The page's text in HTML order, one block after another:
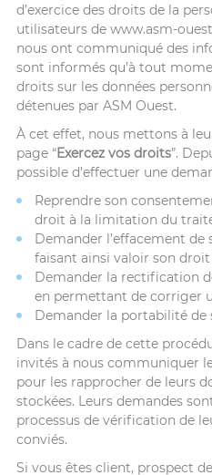
d’exercice des droits de la
utilisateurs de www.asm-
nous ont communiqué des
sont informés qu’à tout
droits sur les données
détenues par ASM Ouest.
À cet effet, nous mettons à
page “Exercez vos droits”.
possible d’effectuer une
Reprendre son
droit à la limitation du
Demander l’effacement de
faisant ainsi valoir son droit
Demander la rectification
en permettant de corriger
Demander la portabilité de
Dans le cadre de cette
invités à nous communiquer
pour les rapprocher de leurs
stockées. Leurs demandes
processus de vérification de
conviés.
Si vous êtes client, prospect